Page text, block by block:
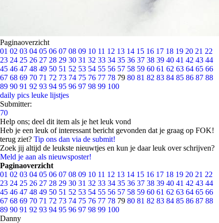
Paginaoverzicht
01 02 03 04 05 06 07 08 09 10 11 12 13 14 15 16 17 18 19 20 21 22
23 24 25 26 27 28 29 30 31 32 33 34 35 36 37 38 39 40 41 42 43 44
45 46 47 48 49 50 51 52 53 54 55 56 57 58 59 60 61 62 63 64 65 66
67 68 69 70 71 72 73 74 75 76 77 78 79 80 81 82 83 84 85 86 87 88
89 90 91 92 93 94 95 96 97 98 99 100
daily pics leuke lijstjes
Submitter:
70
Help ons; deel dit item als je het leuk vond
Heb je een leuk of interessant bericht gevonden dat je graag op FOK!
terug ziet? Tip ons dan via de submit!
Zoek jij altijd de leukste nieuwtjes en kun je daar leuk over schrijven?
Meld je aan als nieuwsposter!
Paginaoverzicht
01 02 03 04 05 06 07 08 09 10 11 12 13 14 15 16 17 18 19 20 21 22
23 24 25 26 27 28 29 30 31 32 33 34 35 36 37 38 39 40 41 42 43 44
45 46 47 48 49 50 51 52 53 54 55 56 57 58 59 60 61 62 63 64 65 66
67 68 69 70 71 72 73 74 75 76 77 78 79 80 81 82 83 84 85 86 87 88
89 90 91 92 93 94 95 96 97 98 99 100
Danny